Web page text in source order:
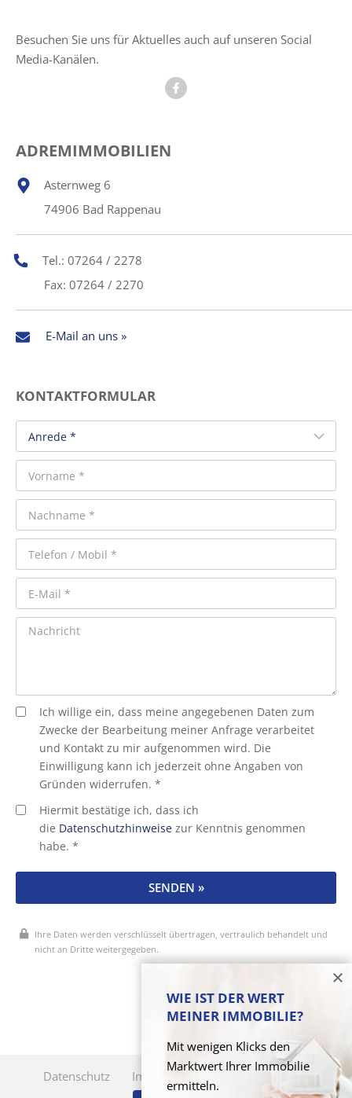
Besuchen Sie uns für Aktuelles auch auf unseren Social
Media-Kanälen.
ADREMIMMOBILIEN
Asternweg 6
74906 Bad Rappenau
Tel.: 07264 / 2278
Fax: 07264 / 2270
E-Mail an uns »
KONTAKTFORMULAR
Ich willige ein, dass meine angegebenen Daten zum
Zwecke der Bearbeitung meiner Anfrage verarbeitet
und Kontakt zu mir aufgenommen wird. Die
Einwilligung kann ich jederzeit ohne Angaben von
Gründen widerrufen. *
Hiermit bestätige ich, dass ich
die Datenschutzhinweise zur Kenntnis genommen
habe. *
SENDEN »
Ihre Daten werden verschlüsselt übertragen, vertraulich behandelt und
nicht an Dritte weitergegeben.
Datenschutz Impressum
Cookie-Verwaltung
WIE IST DER WERT
MEINER IMMOBILIE?
Mit wenigen Klicks den
Marktwert Ihrer Immobilie
ermitteln.